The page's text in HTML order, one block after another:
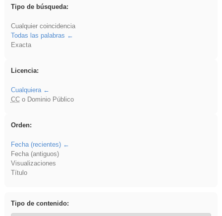
Tipo de búsqueda:
Cualquier coincidencia
Todas las palabras
Exacta
Licencia:
Cualquiera
CCo Dominio Público
Orden:
Fecha (recientes)
Fecha (antiguos)
Visualizaciones
Título
Tipo de contenido: